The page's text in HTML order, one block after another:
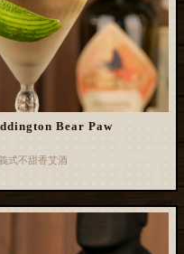
Bear Paw
式不甜香艾酒